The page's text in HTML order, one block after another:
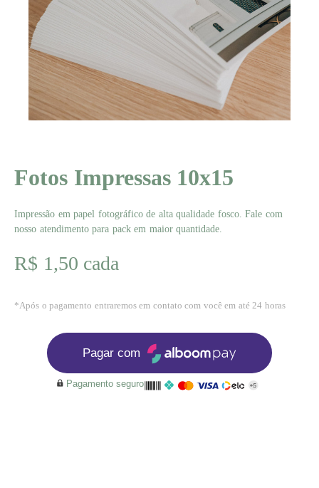
Fotos Impressas 10x15
Impressão em papel fotográfico de alta qualidade fosco. Fale com
nosso atendimento para pack em maior quantidade.
R$ 1,50 cada
*Após o pagamento entraremos em contato com você em até 24 horas
Pagar com
Pagamento seguro